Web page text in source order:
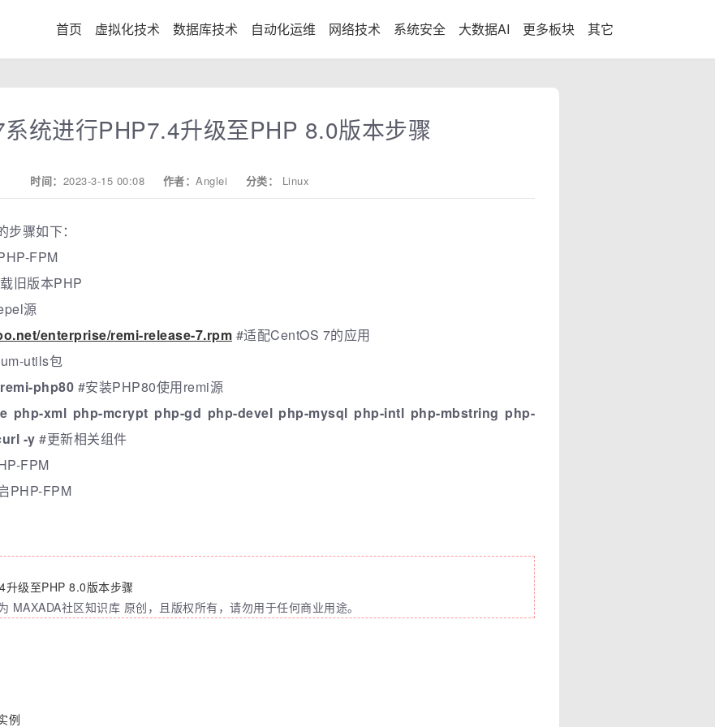
首页 虚拟化技术 数据库技术 自动化运维 网络技术 系统安全 大数据AI 更多板块 其它
统进行PHP7.4升级至PHP 8.0版本步骤
时间： 2023-3-15 00:08 作者： Anglei 分类： Linux
骤如下：
FPM
旧版本PHP
源
enterprise/remi-release-7.rpm #适配CentOS 7的应用
utils包
php80 #安装PHP80使用remi源
php-xml php-mcrypt php-gd php-devel php-mysql php-intl php-mbstring php-
-y #更新相关组件
FPM
PHP-FPM
级至PHP 8.0版本步骤
MAXADA社区知识库 原创，且版权所有，请勿用于任何商业用途。
例